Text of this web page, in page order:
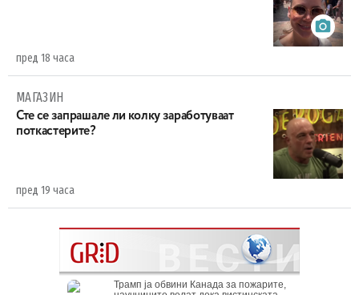
пред 18 часа
МАГАЗИН
Сте се запрашале ли колку заработуваат
поткастерите?
пред 19 часа